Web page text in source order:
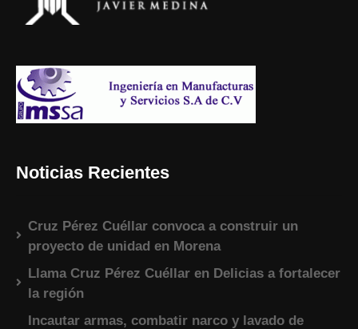
Noticias Recientes
Cruz Pérez Cuéllar convoca a construir un
proyecto de unidad en Morena
Llama Cruz Pérez Cuéllar en Delicias a fortalecer
la región
Incautar armas, combatir narco y lavado de